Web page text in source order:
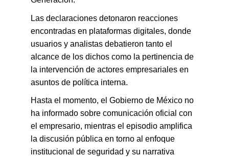
Las declaraciones detonaron reacciones
encontradas en plataformas digitales, donde
usuarios y analistas debatieron tanto el
alcance de los dichos como la pertinencia de
la intervención de actores empresariales en
asuntos de política interna.
Hasta el momento, el Gobierno de México no
ha informado sobre comunicación oficial con
el empresario, mientras el episodio amplifica
la discusión pública en torno al enfoque
institucional de seguridad y su narrativa